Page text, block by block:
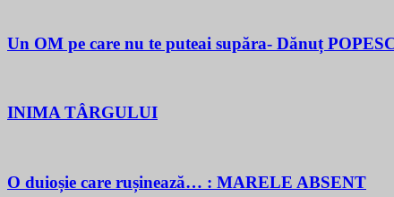
Un OM pe care nu te puteai supăra- Dănuț
INIMA TÂRGULUI
O duioșie care rușinează… : MARELE ABSENT